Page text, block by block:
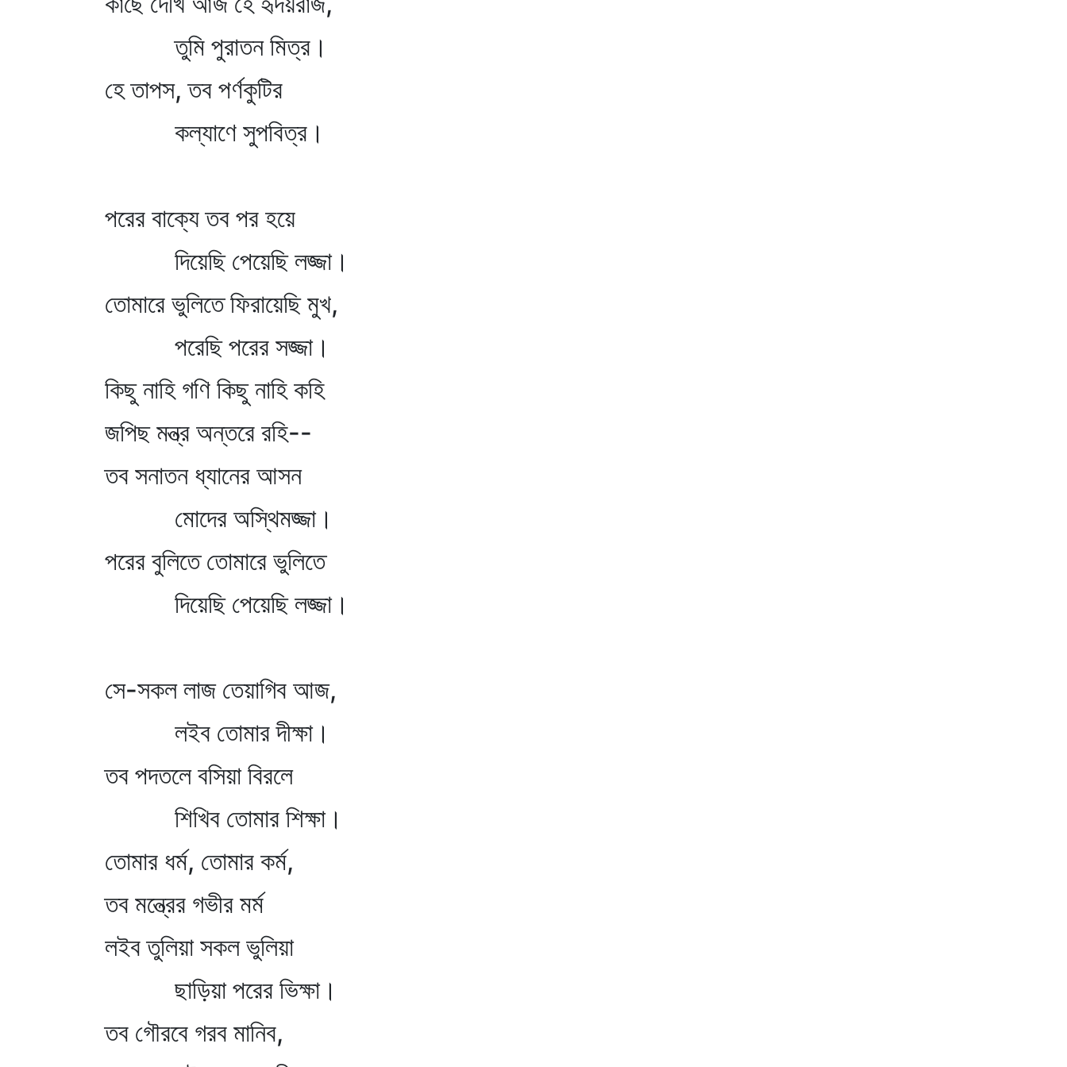
তুমি পুরাতন মিত্র।
হে তাপস, তব পর্ণকুটির
কল্যাণে সুপবিত্র।
পরের বাক্যে তব পর হয়ে
দিয়েছি পেয়েছি লজ্জা।
তোমারে ভুলিতে ফিরায়েছি মুখ,
পরেছি পরের সজ্জা।
কিছু নাহি গণি কিছু নাহি কহি
জপিছ মন্ত্র অন্তরে রহি--
তব সনাতন ধ্যানের আসন
মোদের অস্থিমজ্জা।
পরের বুলিতে তোমারে ভুলিতে
দিয়েছি পেয়েছি লজ্জা।
সে-সকল লাজ তেয়াগিব আজ,
লইব তোমার দীক্ষা।
তব পদতলে বসিয়া বিরলে
শিখিব তোমার শিক্ষা।
তোমার ধর্ম, তোমার কর্ম,
তব মন্ত্রের গভীর মর্ম
লইব তুলিয়া সকল ভুলিয়া
ছাড়িয়া পরের ভিক্ষা।
তব গৌরবে গরব মানিব,